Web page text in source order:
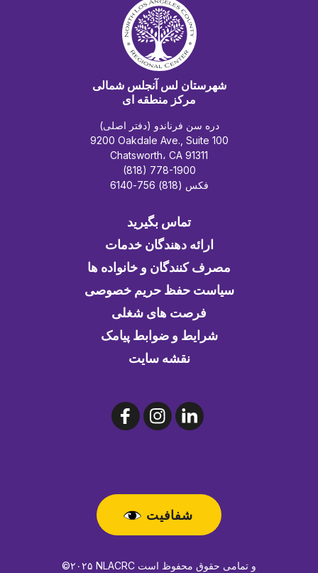
شهرستان لس آنجلس شمالی
مرکز منطقه ای
دره سن فرناندو (دفتر اصلی)
9200 Oakdale Ave., Suite 100
Chatsworth، CA 91311
(818) 778-1900
فکس (818) 756-6140
تماس بگیرید
ارائه دهندگان خدمات
مصرف کنندگان و خانواده ها
سیاست حفظ حریم خصوصی
فرصت های شغلی
شرایط و ضوابط پیامک
نقشه سایت
شفافیت
©۲۰۲۵ NLACRC و تمامی حقوق محفوظ است